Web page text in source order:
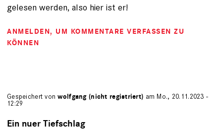
gelesen werden, also hier ist er!
ANMELDEN, UM KOMMENTARE VERFASSEN ZU
KÖNNEN
Gespeichert vonwolfgang (nicht registriert) am Mo., 20.11.2023 -
12:29
Ein nuer Tiefschlag